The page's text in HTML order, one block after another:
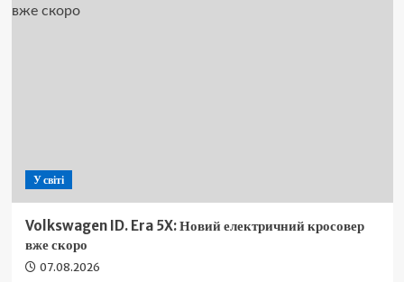
У світі
Volkswagen ID. Era 5X: Новий електричний кросовер
вже скоро
07.08.2026